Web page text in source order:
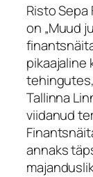
Risto
on „Muud
pikaajaline
Tallinna
viidanud
annaks